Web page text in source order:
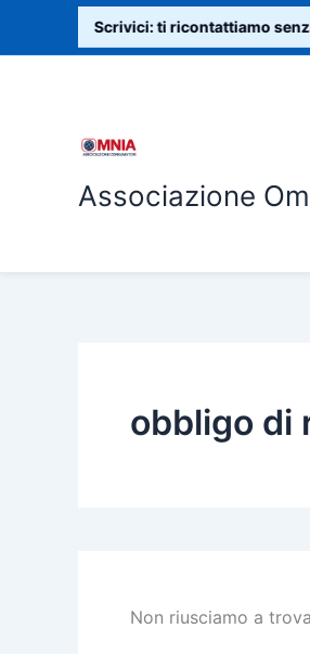
di aiuto? Scrivici: ti ricontattiamo
Associazione
obbligo di
Non riusciamo a
Cerca: